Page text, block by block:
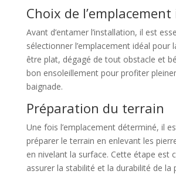
Choix de l’emplacement
Avant d’entamer l’installation, il est
sélectionner l’emplacement idéal pour
être plat, dégagé de tout obstacle et
bon ensoleillement pour profiter
baignade.
Préparation du terrain
Une fois l’emplacement déterminé, il
préparer le terrain en enlevant les
en nivelant la surface. Cette étape est
assurer la stabilité et la durabilité de la